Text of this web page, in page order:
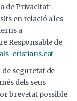
de Privacitat i
en relació a les
a
Responsable de
cristians.cat
seguretat de
dels seus
brevetat possible